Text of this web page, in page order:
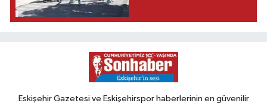
Eskişehir Gazetesi ve Eskişehirspor haberlerinin en güvenilir